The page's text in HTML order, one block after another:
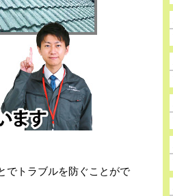
でトラブルを防ぐことがで